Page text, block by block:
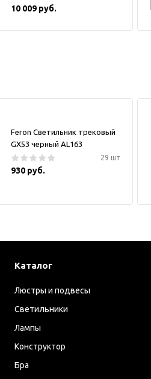
10 009 руб.
Feron Светильник трековый
GX53 черный AL163
29 шт
930 руб.
Каталог
Люстры и подвесы
Светильники
Лампы
Конструктор
Бра